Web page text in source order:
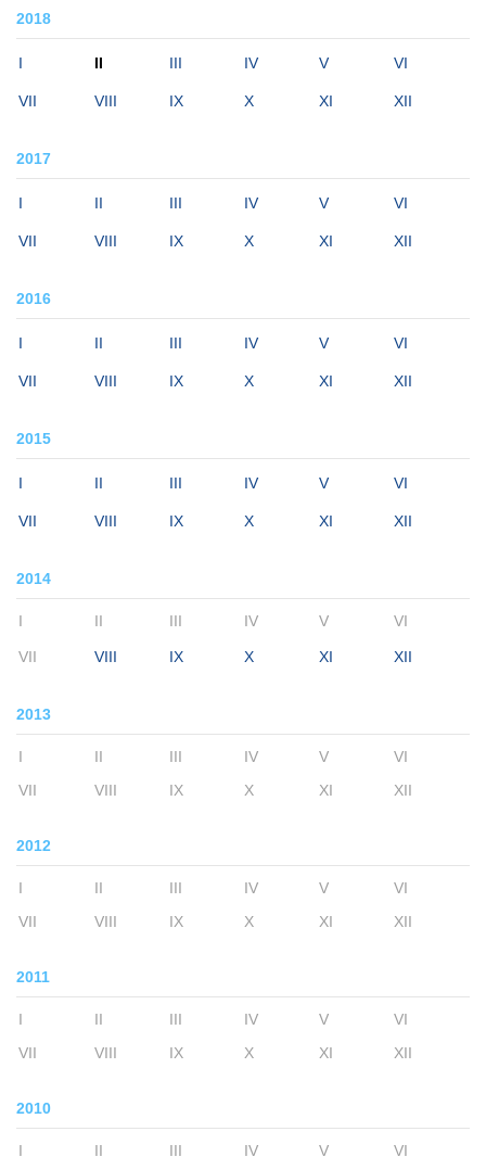
2018
I II III IV V VI
VII VIII IX X XI XII
2017
I II III IV V VI
VII VIII IX X XI XII
2016
I II III IV V VI
VII VIII IX X XI XII
2015
I II III IV V VI
VII VIII IX X XI XII
2014
I II III IV V VI
VII VIII IX X XI XII
2013
I II III IV V
VI
VII
VIII IX X XI XII
2012
I II III IV V
VI
VII
VIII IX X XI XII
2011
I II III IV V
VI
VII
VIII IX X XI XII
2010
I II III IV V
VI